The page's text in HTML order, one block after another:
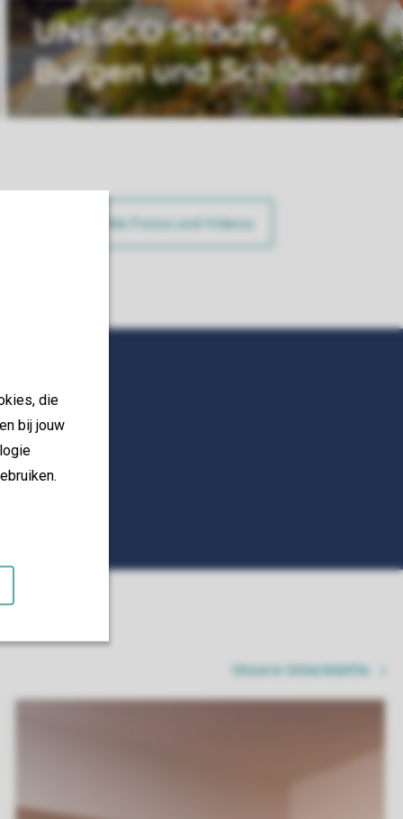
die
bij jouw
UNESCO Städte,
Burgen und Schlösser
Alle Fotos und Videos
Unsere Unterkünfte